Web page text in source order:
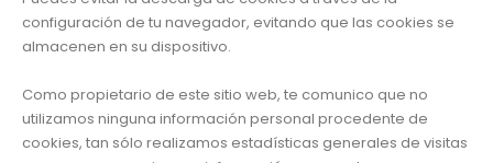
configuración de tu navegador, evitando que las cookies se
almacenen en su dispositivo.
Como propietario de este sitio web, te comunico que no
utilizamos ninguna información personal procedente de
cookies, tan sólo realizamos estadísticas generales de visitas